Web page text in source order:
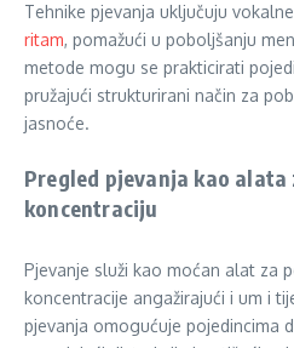
Tehnike pjevanja uključuju
ritam, pomažući u poboljšanju
metode mogu se prakticirati
pružajući strukturirani način za
jasnoće.
Pregled pjevanja kao alata
koncentraciju
Pjevanje služi kao moćan alat za
koncentracije angažirajući i um i
pjevanja omogućuje pojedincima